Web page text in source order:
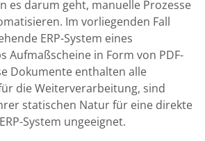
es darum geht, manuelle Prozesse
Im vorliegenden Fall
ERP-System eines
Aufmaßscheine in Form von PDF-
Dokumente enthalten alle
die Weiterverarbeitung, sind
statischen Natur für eine direkte
System ungeeignet.